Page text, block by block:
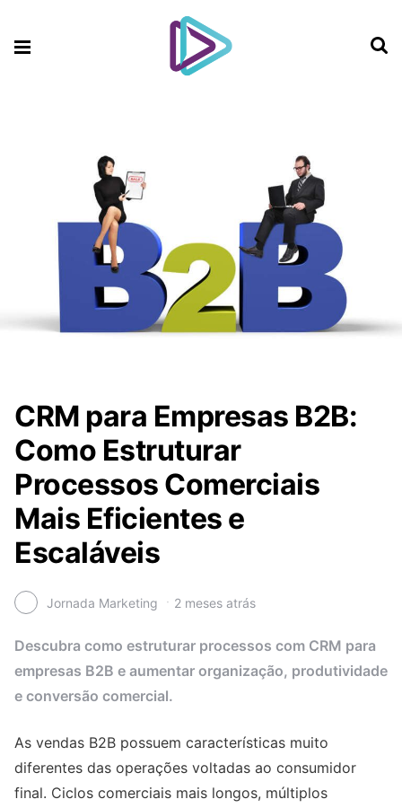
CRM para Empresas B2B:
Como Estruturar
Processos Comerciais
Mais Eficientes e
Escaláveis
Jornada Marketing 2 meses atrás
Descubra como estruturar processos com CRM para
empresas B2B e aumentar organização, produtividade
e conversão comercial.
As vendas B2B possuem características muito
diferentes das operações voltadas ao consumidor
final. Ciclos comerciais mais longos, múltiplos